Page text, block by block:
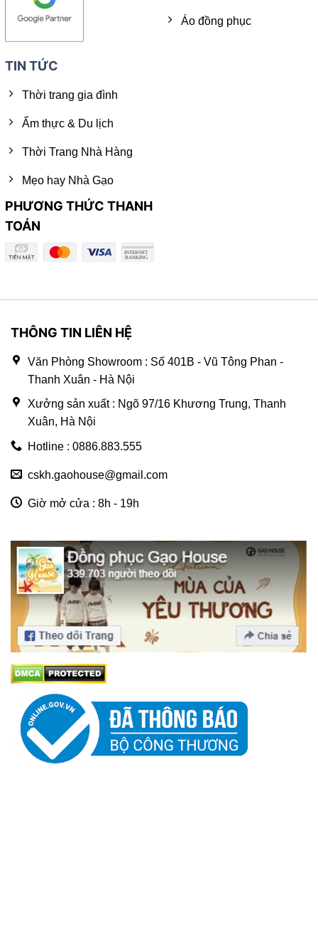
Áo đồng phục
TIN TỨC
Thời trang gia đình
Ẩm thực & Du lịch
Thời Trang Nhà Hàng
Mẹo hay Nhà Gạo
PHƯƠNG THỨC THANH
TOÁN
THÔNG TIN LIÊN HỆ
Văn Phòng Showroom : Số 401B - Vũ Tông Phan -
Thanh Xuân - Hà Nội
Xưởng sản xuất : Ngõ 97/16 Khương Trung, Thanh
Xuân, Hà Nội
Hotline : 0886.883.555
cskh.gaohouse@gmail.com
Giờ mở cửa : 8h - 19h